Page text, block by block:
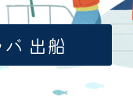
出船